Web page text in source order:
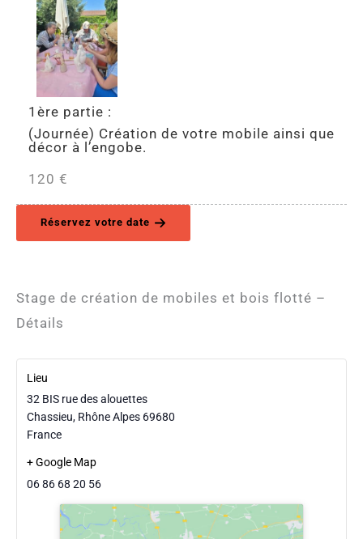
1ère partie :
(Journée) Création de votre mobile ainsi que
décor à l’engobe.
120 €
Réservez votre date
Stage de création de mobiles et bois flotté –
Détails
Lieu
32 BIS rue des alouettes
Chassieu, Rhône Alpes 69680
France
+ Google Map
06 86 68 20 56